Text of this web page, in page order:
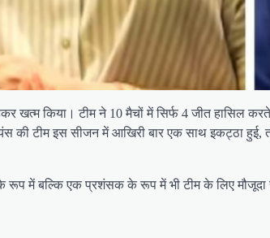
खत्म किया। टीम ने 10 मैचों में सिर्फ 4 जीत हासिल
की टीम इस सीजन में आखिरी बार एक साथ इकट्ठा हुई,
के रूप में बल्कि एक प्रशंसक के रूप में भी टीम के लिए